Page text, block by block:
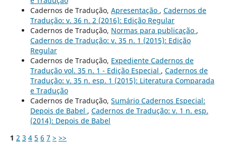
Cadernos de Tradução, Apresentação , Cadernos de
Tradução: v. 36 n. 2 (2016): Edição Regular
Cadernos de Tradução, Normas para publicação ,
Cadernos de Tradução: v. 35 n. 1 (2015): Edição
Regular
Cadernos de Tradução, Expediente Cadernos de
Tradução vol. 35 n. 1 - Edição Especial , Cadernos de
Tradução: v. 35 n. esp. 1 (2015): Literatura Comparada
e Tradução
Cadernos de Tradução, Sumário Cadernos Especial:
Depois de Babel , Cadernos de Tradução: v. 1 n. esp.
(2014): Depois de Babel
1 2 3 4 5 6 7 > >>